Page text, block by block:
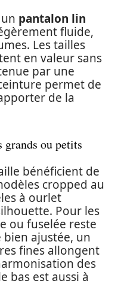
pantalon lin
fluide,
Les tailles
en valeur sans
par une
permet de
de la
grands ou petits
bénéficient de
cropped au
à ourlet
Pour les
ou fuselée reste
ajustée, un
fines allongent
des
bas est aussi à